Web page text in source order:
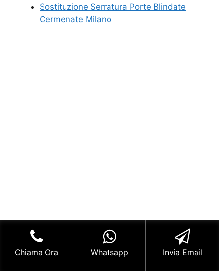
Sostituzione Serratura Porte Blindate
Cermenate Milano
Chiama Ora Whatsapp Invia Email